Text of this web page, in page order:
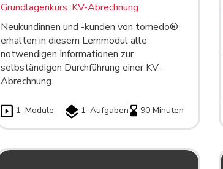
Grundlagenkurs: KV-Abrechnung
Neukundinnen und -kunden von tomedo®
erhalten in diesem Lernmodul alle
notwendigen Informationen zur
selbständigen Durchführung einer KV-
Abrechnung.
1 Module 1 Aufgaben 90 Minuten